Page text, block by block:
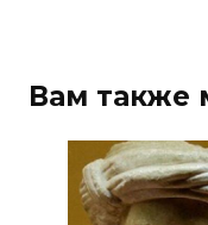
Вам также